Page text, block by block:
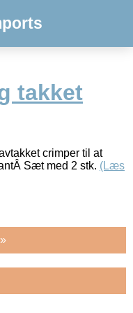
takket
crimper til at
Sæt med 2 stk. (Læs